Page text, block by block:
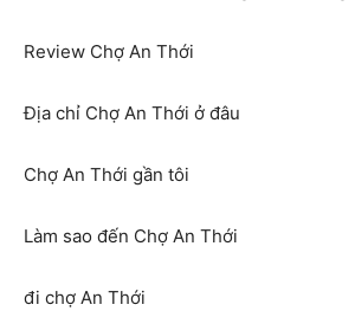
Review Chợ An Thới
Địa chỉ Chợ An Thới ở đâu
Chợ An Thới gần tôi
Làm sao đến Chợ An Thới
đi chợ An Thới